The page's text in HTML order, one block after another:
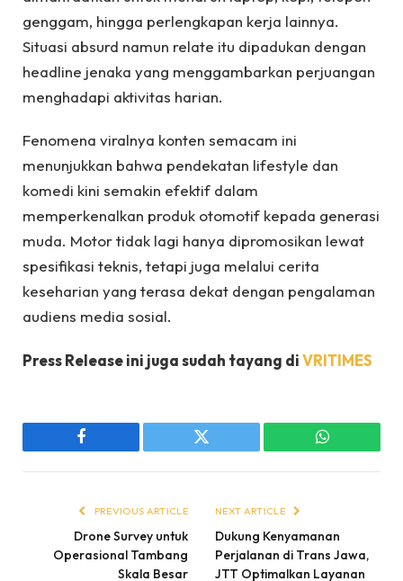
genggam, hingga perlengkapan kerja lainnya.
Situasi absurd namun relate itu dipadukan dengan
headline jenaka yang menggambarkan perjuangan
menghadapi aktivitas harian.
Fenomena viralnya konten semacam ini
menunjukkan bahwa pendekatan lifestyle dan
komedi kini semakin efektif dalam
memperkenalkan produk otomotif kepada generasi
muda. Motor tidak lagi hanya dipromosikan lewat
spesifikasi teknis, tetapi juga melalui cerita
keseharian yang terasa dekat dengan pengalaman
audiens media sosial.
Press Release ini juga sudah tayang diVRITIMES
Facebook Twitter WhatsApp
PREVIOUS ARTICLE
Drone Survey untuk
Operasional Tambang
Skala Besar
NEXT ARTICLE
Dukung Kenyamanan
Perjalanan di Trans Jawa,
JTT Optimalkan Layanan